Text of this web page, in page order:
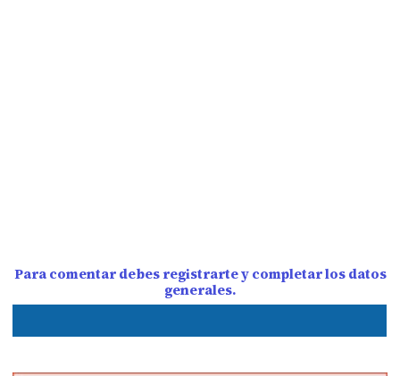
Para comentar debes registrarte y completar los datos
generales.